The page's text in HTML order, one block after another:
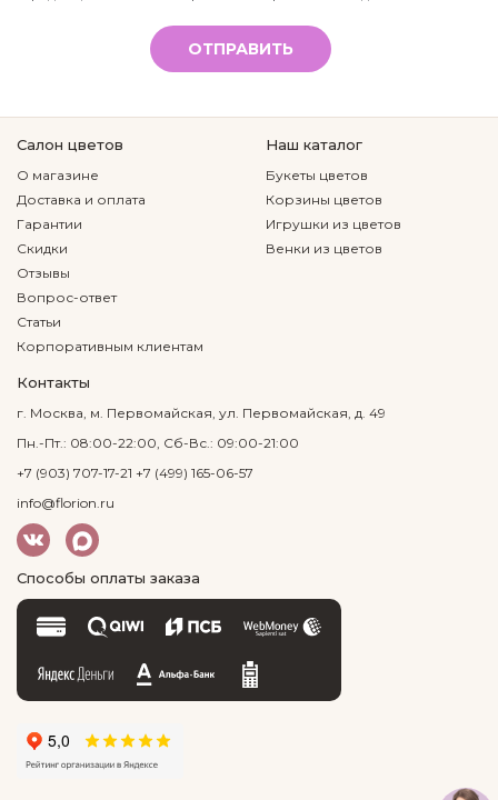
ОТПРАВИТЬ
Салон цветов
О магазине
Доставка и оплата
Гарантии
Скидки
Отзывы
Вопрос-ответ
Статьи
Корпоративным клиентам
Наш каталог
Букеты цветов
Корзины цветов
Игрушки из цветов
Венки из цветов
Контакты
г. Москва, м. Первомайская, ул. Первомайская, д. 49
Пн.-Пт.: 08:00-22:00, Сб-Вс.: 09:00-21:00
+7 (903) 707-17-21 +7 (499) 165-06-57
info@florion.ru
Способы оплаты заказа